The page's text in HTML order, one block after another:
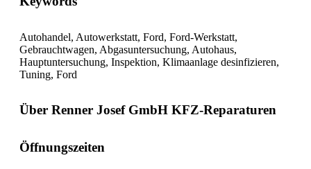
Autohandel, Autowerkstatt, Ford, Ford-Werkstatt,
Gebrauchtwagen, Abgasuntersuchung, Autohaus,
Hauptuntersuchung, Inspektion, Klimaanlage desinfizieren,
Tuning, Ford
Über Renner Josef GmbH KFZ-Reparaturen
Öffnungszeiten